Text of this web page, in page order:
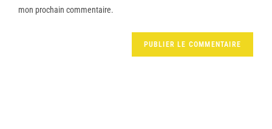
mon prochain commentaire.